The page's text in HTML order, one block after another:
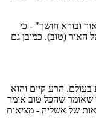
אור ובורא חושך" - כי
האור (טוב). כמובן גם
הרע קיים והוא
שאומר שהכל טוב אומר
של אשליה - מציאות